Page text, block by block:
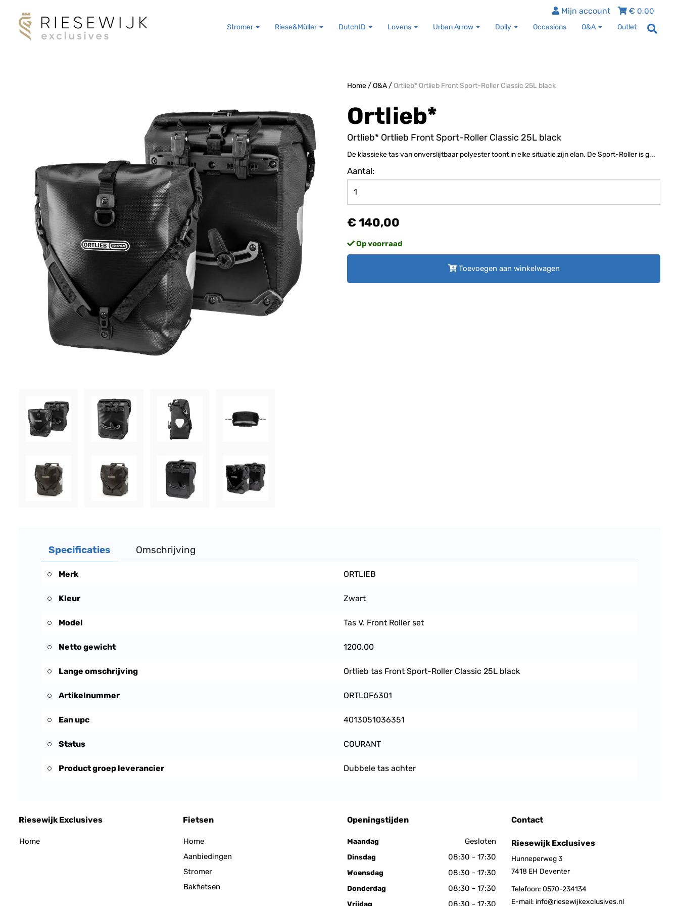
€ 0,00
Mijn account
Stromer Riese&Müller DutchID Lovens Urban Arrow Dolly Occasions O&A Outlet
Home/O&A/ Ortlieb* Ortlieb Front Sport-Roller Classic 25L black
Ortlieb*
Ortlieb* Ortlieb Front Sport-Roller Classic 25L black
De klassieke tas van onverslijtbaar polyester toont in elke situatie zijn elan. De Sport-Roller is g...
Aantal:
€ 140,00
Op voorraad
Toevoegen aan winkelwagen
Specificaties Omschrijving
Merk ORTLIEB
Kleur Zwart
Model Tas V. Front Roller set
Netto gewicht 1200.00
Lange omschrijving Ortlieb tas Front Sport-Roller Classic 25L black
Artikelnummer ORTLOF6301
Ean upc 4013051036351
Status COURANT
Product groep leverancier Dubbele tas achter
Riesewijk Exclusives
Home
Fietsen
Home
Aanbiedingen
Stromer
Bakfietsen
Openingstijden
Maandag Gesloten
Dinsdag 08:30 - 17:30
Woensdag 08:30 - 17:30
Donderdag 08:30 - 17:30
Vrijdag 08:30 - 17:30
Contact
Riesewijk Exclusives
Hunneperweg 3
7418 EH Deventer
Telefoon: 0570-234134
E-mail: info@riesewijkexclusives.nl